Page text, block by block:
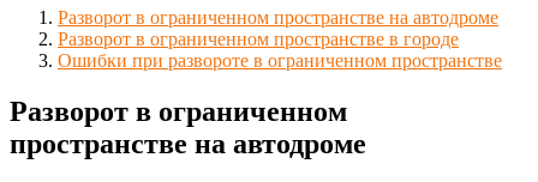
Разворот в ограниченном пространстве на автодроме
Разворот в ограниченном пространстве в городе
Ошибки при развороте в ограниченном пространстве
Разворот в ограниченном
пространстве на автодроме